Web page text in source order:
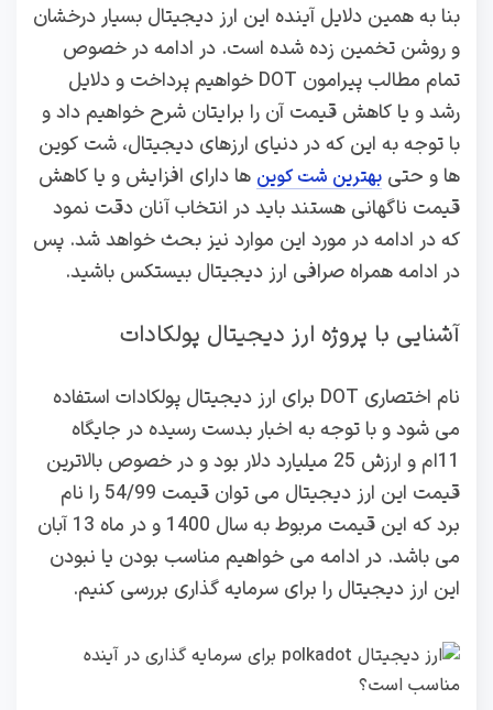
بنا به همین دلایل آینده این ارز دیجیتال بسیار درخشان
و روشن تخمین زده شده است. در ادامه در خصوص
تمام مطالب پیرامون DOT خواهیم پرداخت و دلایل
رشد و یا کاهش قیمت آن را برایتان شرح خواهیم داد و
با توجه به این که در دنیای ارزهای دیجیتال، شت کوین
ها و حتی بهترین شت کوین ها دارای افزایش و یا کاهش
قیمت ناگهانی هستند باید در انتخاب آنان دقت نمود
که در ادامه در مورد این موارد نیز بحث خواهد شد. پس
در ادامه همراه صرافی ارز دیجیتال بیستکس باشید.
آشنایی با پروژه ارز دیجیتال پولکادات
نام اختصاری DOT برای ارز دیجیتال پولکادات استفاده
می شود و با توجه به اخبار بدست رسیده در جایگاه
11ام و ارزش 25 میلیارد دلار بود و در خصوص بالاترین
قیمت این ارز دیجیتال می توان قیمت 54/99 را نام
برد که این قیمت مربوط به سال 1400 و در ماه 13 آبان
می باشد. در ادامه می خواهیم مناسب بودن یا نبودن
این ارز دیجیتال را برای سرمایه گذاری بررسی کنیم.